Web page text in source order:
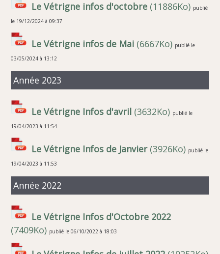
Le Vétrigne infos d'octobre (11886Ko) publié
le 19/12/2024 à 09:37
Le Vétrigne infos de Mai (6667Ko) publié le
03/05/2024 à 13:12
Année 2023
Le Vétrigne Infos d'avril (3632Ko) publié le
19/04/2023 à 11:54
Le Vétrigne Infos de Janvier(3926Ko) publié le
19/04/2023 à 11:53
Année 2022
Le Vétrigne Infos d'Octobre 2022
(7409Ko) publié le 06/10/2022 à 18:03